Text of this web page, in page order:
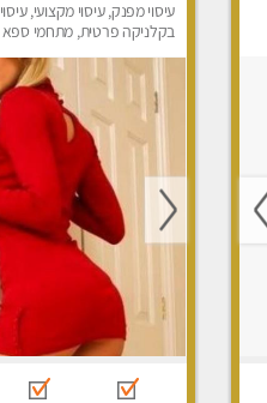
עיסוי מפנק, עיסוי מקצועי, עיסוי
בקלניקה פרטית, מתחמי ספא
הבית, עיסוי טנטרה